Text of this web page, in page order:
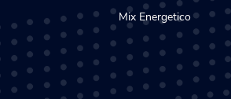
Mix Energetico